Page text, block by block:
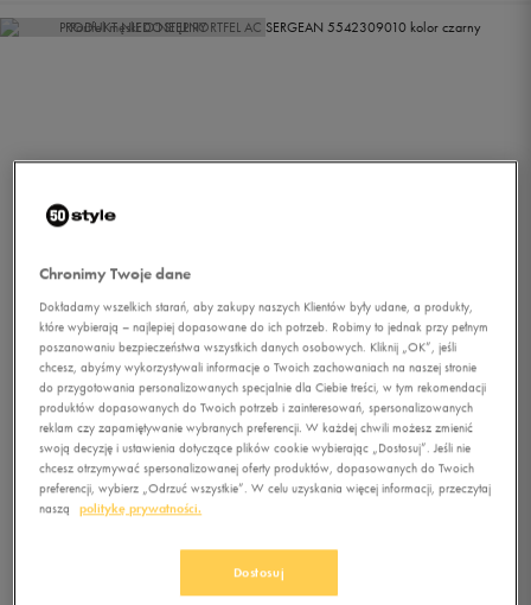
PRODUKT NIEDOSTĘPNY
O'NEILL PORTFEL AC
Chronimy Twoje dane
Dokładamy wszelkich starań, aby zakupy naszych Klientów były udane, a produkty,
które wybierają – najlepiej dopasowane do ich potrzeb. Robimy to jednak przy pełnym
poszanowaniu bezpieczeństwa wszystkich danych osobowych. Kliknij „OK”, jeśli
chcesz, abyśmy wykorzystywali informacje o Twoich zachowaniach na naszej stronie
do przygotowania personalizowanych specjalnie dla Ciebie treści, w tym rekomendacji
produktów dopasowanych do Twoich potrzeb i zainteresowań, spersonalizowanych
reklam czy zapamiętywanie wybranych preferencji. W każdej chwili możesz zmienić
swoją decyzję i ustawienia dotyczące plików cookie wybierając „Dostosuj”. Jeśli nie
chcesz otrzymywać spersonalizowanej oferty produktów, dopasowanych do Twoich
preferencji, wybierz „Odrzuć wszystkie”. W celu uzyskania więcej informacji, przeczytaj
naszą
politykę prywatności.
Dostosuj